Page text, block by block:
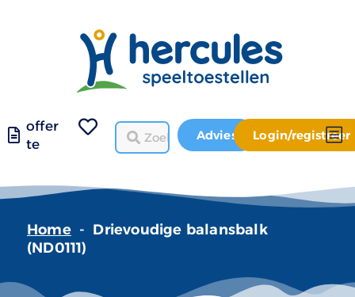
offer
te
Advies Login/registreer
Home - Drievoudige balansbalk
(ND0111)